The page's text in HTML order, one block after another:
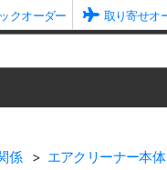
クオーダー 取り寄せオ
係 エアクリーナー本体